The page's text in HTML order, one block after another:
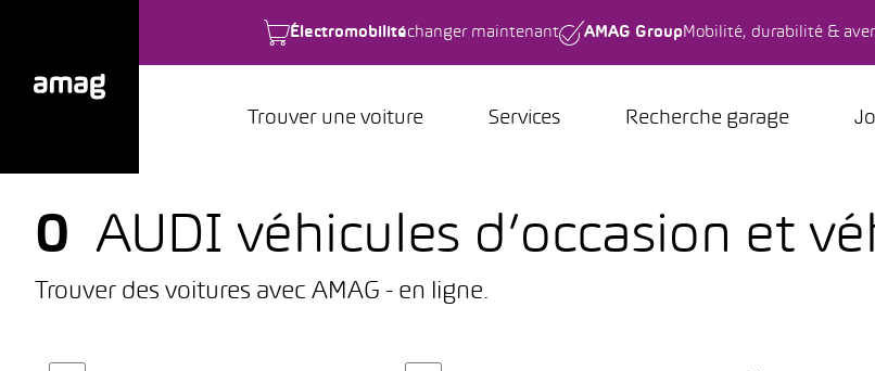
Électromobilitéchanger maintenant AMAG Group Mobilité, durabilité &
Trouver une voiture Services Recherche garage
0 AUDI véhicules d’occasion et
Trouver des voitures avec AMAG - en ligne.